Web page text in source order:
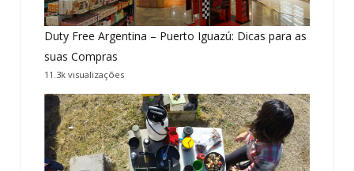
Duty Free Argentina – Puerto Iguazú: Dicas para as
suas Compras
11.3k visualizações